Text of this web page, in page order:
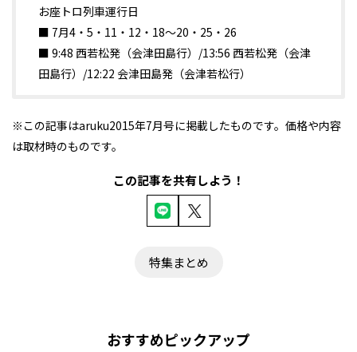
お座トロ列車運行日
■ 7月4・5・11・12・18～20・25・26
■ 9:48 西若松発（会津田島行）/13:56 西若松発（会津
田島行）/12:22 会津田島発（会津若松行）
※この記事はaruku2015年7月号に掲載したものです。価格や内容
は取材時のものです。
この記事を共有しよう！
特集まとめ
おすすめピックアップ